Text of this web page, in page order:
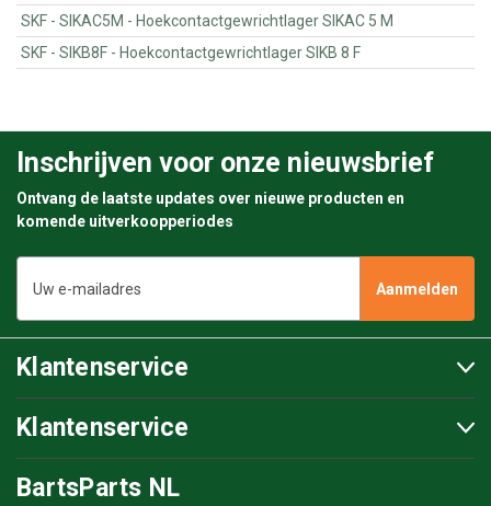
SKF - SIKAC5M - Hoekcontactgewrichtlager SIKAC 5 M
SKF - SIKB8F - Hoekcontactgewrichtlager SIKB 8 F
Inschrijven voor onze nieuwsbrief
Ontvang de laatste updates over nieuwe producten en
komende uitverkoopperiodes
mailadres
Klantenservice
Klantenservice
BartsParts NL